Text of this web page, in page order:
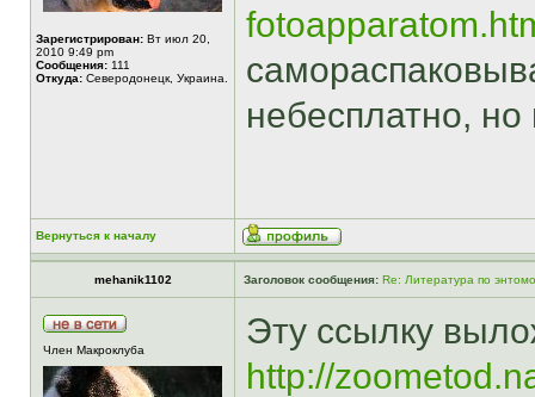
Зарегистрирован: Вт июл 20,
2010 9:49 pm
Сообщения: 111
Откуда: Северодонецк, Украина.
небесплатно, но
Вернуться к началу
mehanik1102 Заголовок сообщения: Re: Литература по
Член Макроклуба
Эту ссылку
http://